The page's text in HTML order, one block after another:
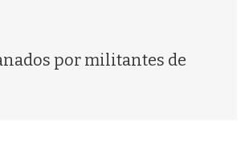
por militantes de